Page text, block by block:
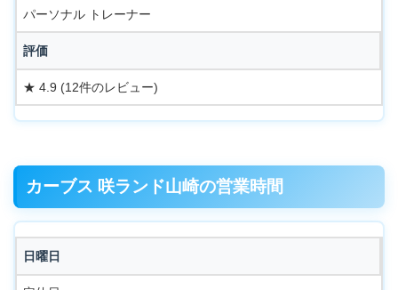
パーソナル トレーナー
評価
★ 4.9 (12件のレビュー)
カーブス 咲ランド山崎の営業時間
日曜日